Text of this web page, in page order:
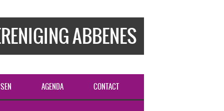
ABBENES
AGENDA CONTACT